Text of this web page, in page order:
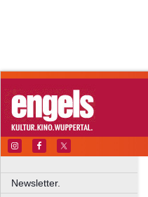
Newsletter.